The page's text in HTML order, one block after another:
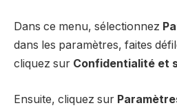
Dans ce menu, sélectionnez
dans les paramètres, faites
cliquez sur Confidentialité et
Ensuite, cliquez sur